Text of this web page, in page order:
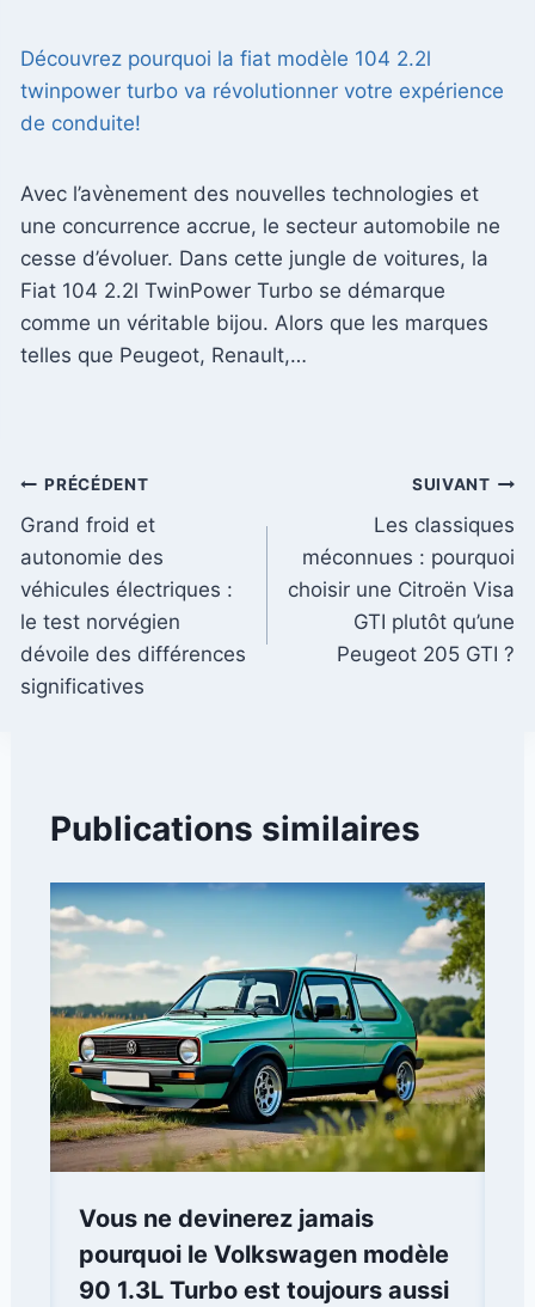
Découvrez pourquoi la fiat modèle 104 2.2l
twinpower turbo va révolutionner votre expérience
de conduite!
Avec l’avènement des nouvelles technologies et
une concurrence accrue, le secteur automobile ne
cesse d’évoluer. Dans cette jungle de voitures, la
Fiat 104 2.2l TwinPower Turbo se démarque
comme un véritable bijou. Alors que les marques
telles que Peugeot, Renault,…
Navigation
de
l’article
PRÉCÉDENT
Grand froid et
autonomie des
véhicules électriques :
le test norvégien
dévoile des différences
significatives
SUIVANT
Les classiques
méconnues : pourquoi
choisir une Citroën Visa
GTI plutôt qu’une
Peugeot 205 GTI ?
Publications similaires
Vous ne devinerez jamais
pourquoi le Volkswagen modèle
90 1.3L Turbo est toujours aussi